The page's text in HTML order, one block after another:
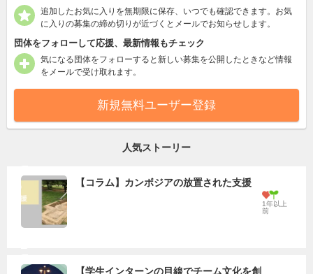
追加したお気に入りを無期限に保存、いつでも確認できます。お気
に入りの募集の締め切りが近づくとメールでお知らせします。
団体をフォローして応援、最新情報もチェック
気になる団体をフォローすると新しい募集を公開したときなど情報
をメールで受け取れます。
新規無料ユーザー登録
人気ストーリー
【コラム】カンボジアの放置された支援
1年以上
前
【学生インターンの目線でチーム文化を創